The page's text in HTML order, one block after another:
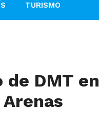
TURISMO
DMT en